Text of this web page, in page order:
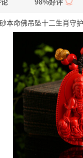
本命佛吊坠十二生肖守